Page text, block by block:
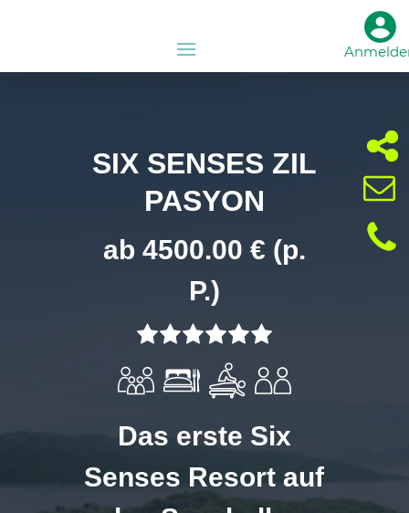
SIX SENSES ZIL
PASYON
ab 4500.00 € (p.
P.)
Das erste Six
Senses Resort auf